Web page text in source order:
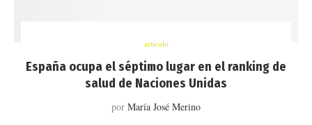
artículo
España ocupa el séptimo lugar en el ranking de
salud de Naciones Unidas
por María José Merino